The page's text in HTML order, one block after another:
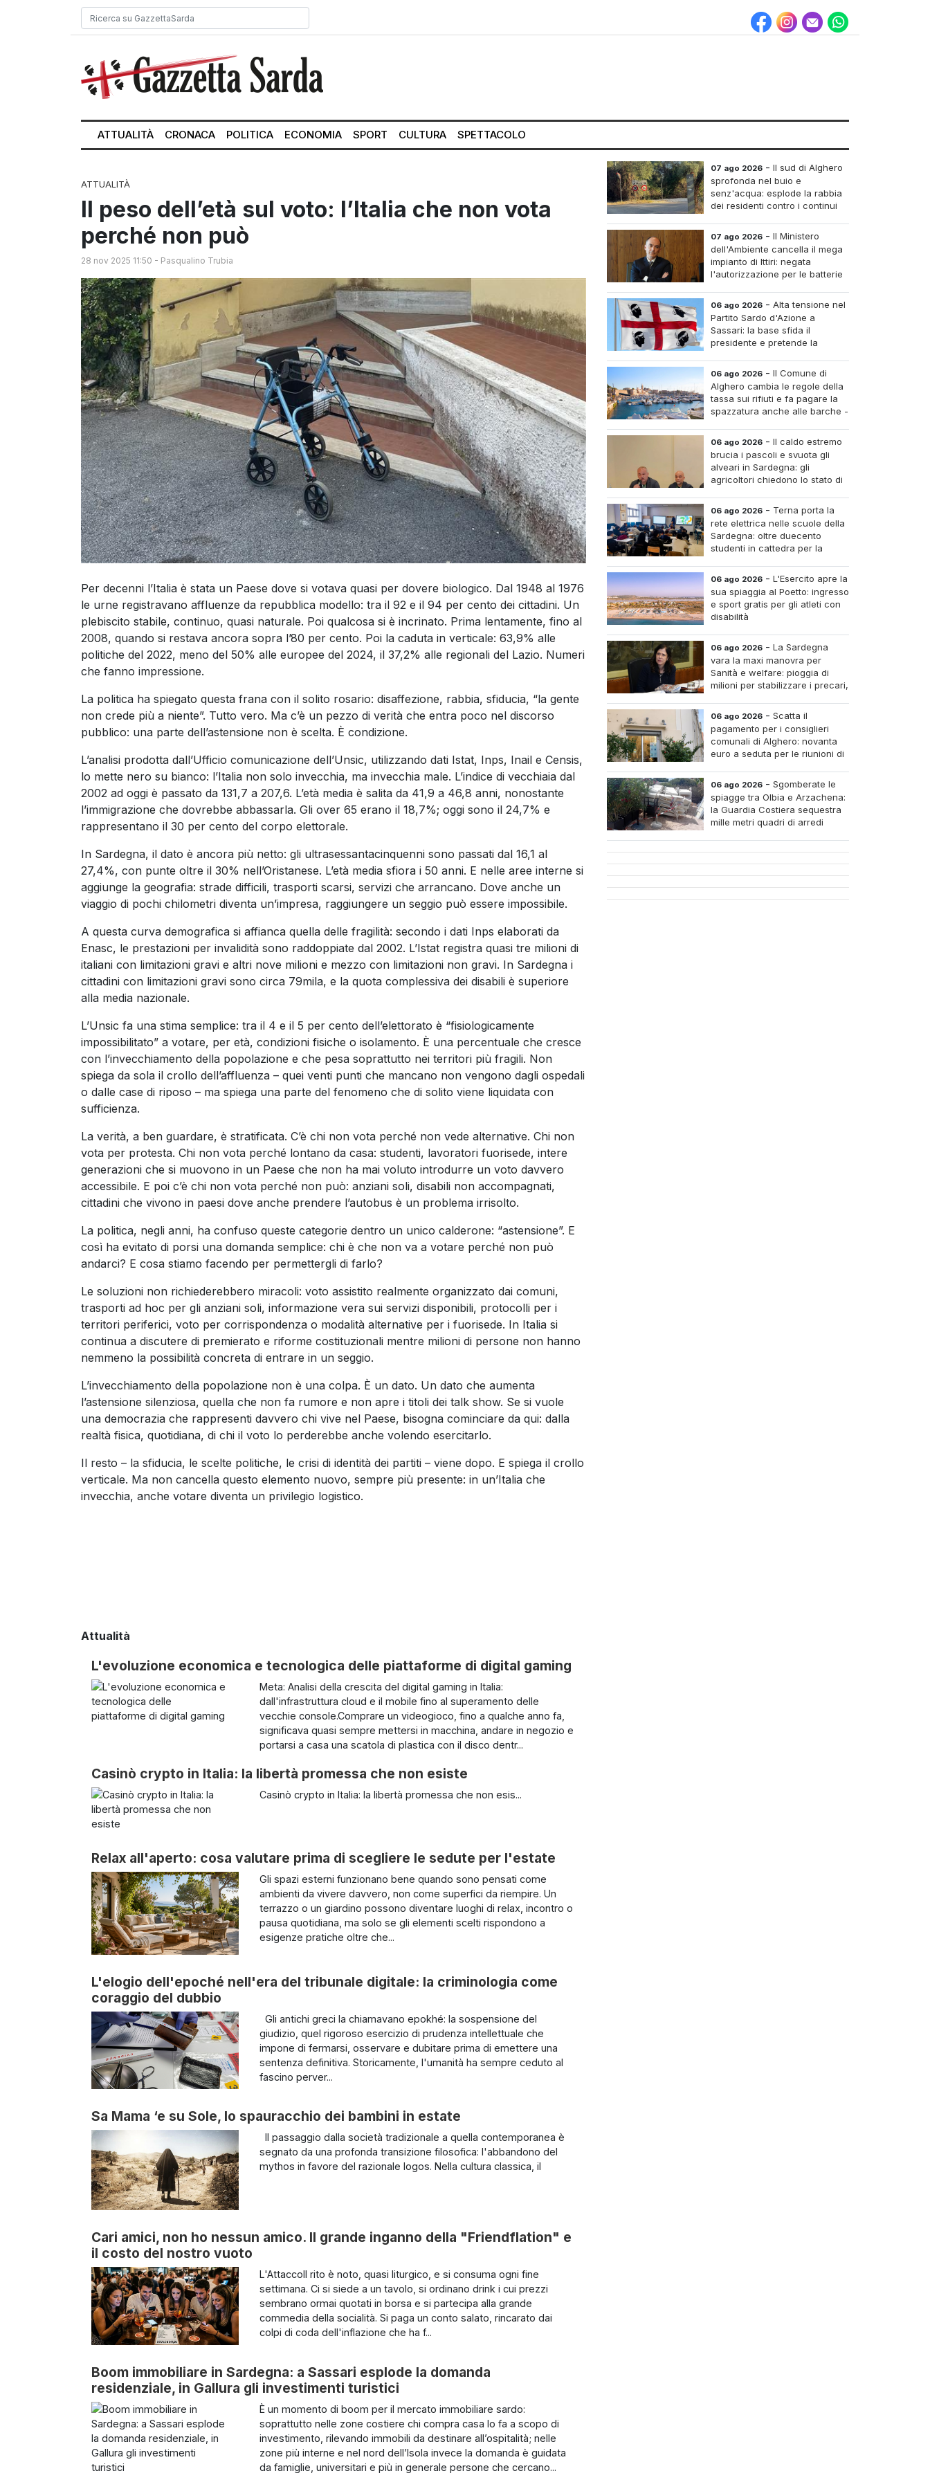
ATTUALITÀ CRONACA POLITICA ECONOMIA SPORT CULTURA SPETTACOLO
ATTUALITÀ
Il peso dell’età sul voto: l’Italia che non vota
perché non può
28 nov 2025 11:50 - Pasqualino Trubia
Per decenni l’Italia è stata un Paese dove si votava quasi per dovere biologico. Dal 1948 al 1976
le urne registravano affluenze da repubblica modello: tra il 92 e il 94 per cento dei cittadini. Un
plebiscito stabile, continuo, quasi naturale. Poi qualcosa si è incrinato. Prima lentamente, fino al
2008, quando si restava ancora sopra l’80 per cento. Poi la caduta in verticale: 63,9% alle
politiche del 2022, meno del 50% alle europee del 2024, il 37,2% alle regionali del Lazio. Numeri
che fanno impressione.
La politica ha spiegato questa frana con il solito rosario: disaffezione, rabbia, sfiducia, “la gente
non crede più a niente”. Tutto vero. Ma c’è un pezzo di verità che entra poco nel discorso
pubblico: una parte dell’astensione non è scelta. È condizione.
L’analisi prodotta dall’Ufficio comunicazione dell’Unsic, utilizzando dati Istat, Inps, Inail e Censis,
lo mette nero su bianco: l’Italia non solo invecchia, ma invecchia male. L’indice di vecchiaia dal
2002 ad oggi è passato da 131,7 a 207,6. L’età media è salita da 41,9 a 46,8 anni, nonostante
l’immigrazione che dovrebbe abbassarla. Gli over 65 erano il 18,7%; oggi sono il 24,7% e
rappresentano il 30 per cento del corpo elettorale.
In Sardegna, il dato è ancora più netto: gli ultrasessantacinquenni sono passati dal 16,1 al
27,4%, con punte oltre il 30% nell’Oristanese. L’età media sfiora i 50 anni. E nelle aree interne si
aggiunge la geografia: strade difficili, trasporti scarsi, servizi che arrancano. Dove anche un
viaggio di pochi chilometri diventa un’impresa, raggiungere un seggio può essere impossibile.
A questa curva demografica si affianca quella delle fragilità: secondo i dati Inps elaborati da
Enasc, le prestazioni per invalidità sono raddoppiate dal 2002. L’Istat registra quasi tre milioni di
italiani con limitazioni gravi e altri nove milioni e mezzo con limitazioni non gravi. In Sardegna i
cittadini con limitazioni gravi sono circa 79mila, e la quota complessiva dei disabili è superiore
alla media nazionale.
L’Unsic fa una stima semplice: tra il 4 e il 5 per cento dell’elettorato è “fisiologicamente
impossibilitato” a votare, per età, condizioni fisiche o isolamento. È una percentuale che cresce
con l’invecchiamento della popolazione e che pesa soprattutto nei territori più fragili. Non
spiega da sola il crollo dell’affluenza – quei venti punti che mancano non vengono dagli ospedali
o dalle case di riposo – ma spiega una parte del fenomeno che di solito viene liquidata con
sufficienza.
La verità, a ben guardare, è stratificata. C’è chi non vota perché non vede alternative. Chi non
vota per protesta. Chi non vota perché lontano da casa: studenti, lavoratori fuorisede, intere
generazioni che si muovono in un Paese che non ha mai voluto introdurre un voto davvero
accessibile. E poi c’è chi non vota perché non può: anziani soli, disabili non accompagnati,
cittadini che vivono in paesi dove anche prendere l’autobus è un problema irrisolto.
La politica, negli anni, ha confuso queste categorie dentro un unico calderone: “astensione”. E
così ha evitato di porsi una domanda semplice: chi è che non va a votare perché non può
andarci? E cosa stiamo facendo per permettergli di farlo?
Le soluzioni non richiederebbero miracoli: voto assistito realmente organizzato dai comuni,
trasporti ad hoc per gli anziani soli, informazione vera sui servizi disponibili, protocolli per i
territori periferici, voto per corrispondenza o modalità alternative per i fuorisede. In Italia si
continua a discutere di premierato e riforme costituzionali mentre milioni di persone non hanno
nemmeno la possibilità concreta di entrare in un seggio.
L’invecchiamento della popolazione non è una colpa. È un dato. Un dato che aumenta
l’astensione silenziosa, quella che non fa rumore e non apre i titoli dei talk show. Se si vuole
una democrazia che rappresenti davvero chi vive nel Paese, bisogna cominciare da qui: dalla
realtà fisica, quotidiana, di chi il voto lo perderebbe anche volendo esercitarlo.
Il resto – la sfiducia, le scelte politiche, le crisi di identità dei partiti – viene dopo. E spiega il crollo
verticale. Ma non cancella questo elemento nuovo, sempre più presente: in un’Italia che
invecchia, anche votare diventa un privilegio logistico.
Attualità
L'evoluzione economica e tecnologica delle piattaforme di digital gaming
Meta: Analisi della crescita del digital gaming in Italia:
dall'infrastruttura cloud e il mobile fino al superamento delle
vecchie console.Comprare un videogioco, fino a qualche anno fa,
significava quasi sempre mettersi in macchina, andare in negozio e
portarsi a casa una scatola di plastica con il disco dentr...
Casinò crypto in Italia: la libertà promessa che non esiste
Casinò crypto in Italia: la libertà promessa che non esis...
Relax all'aperto: cosa valutare prima di scegliere le sedute per l'estate
Gli spazi esterni funzionano bene quando sono pensati come
ambienti da vivere davvero, non come superfici da riempire. Un
terrazzo o un giardino possono diventare luoghi di relax, incontro o
pausa quotidiana, ma solo se gli elementi scelti rispondono a
esigenze pratiche oltre che...
L'elogio dell'epoché nell'era del tribunale digitale: la criminologia come
coraggio del dubbio
Gli antichi greci la chiamavano epokhé: la sospensione del
giudizio, quel rigoroso esercizio di prudenza intellettuale che
impone di fermarsi, osservare e dubitare prima di emettere una
sentenza definitiva. Storicamente, l'umanità ha sempre ceduto al
fascino perver...
Sa Mama ‘e su Sole, lo spauracchio dei bambini in estate
Il passaggio dalla società tradizionale a quella contemporanea è
segnato da una profonda transizione filosofica: l'abbandono del
mythos in favore del razionale logos. Nella cultura classica, il
Cari amici, non ho nessun amico. Il grande inganno della "Friendflation" e
il costo del nostro vuoto
L'AttaccoIl rito è noto, quasi liturgico, e si consuma ogni fine
settimana. Ci si siede a un tavolo, si ordinano drink i cui prezzi
sembrano ormai quotati in borsa e si partecipa alla grande
commedia della socialità. Si paga un conto salato, rincarato dai
colpi di coda dell'inflazione che ha f...
Boom immobiliare in Sardegna: a Sassari esplode la domanda
residenziale, in Gallura gli investimenti turistici
È un momento di boom per il mercato immobiliare sardo:
soprattutto nelle zone costiere chi compra casa lo fa a scopo di
investimento, rilevando immobili da destinare all’ospitalità; nelle
zone più interne e nel nord dell’Isola invece la domanda è guidata
da famiglie, universitari e più in generale persone che cercano...
07 ago 2026 - Il sud di Alghero
sprofonda nel buio e
senz'acqua: esplode la rabbia
dei residenti contro i continui
07 ago 2026 - Il Ministero
dell'Ambiente cancella il mega
impianto di Ittiri: negata
l'autorizzazione per le batterie
06 ago 2026 - Alta tensione nel
Partito Sardo d'Azione a
Sassari: la base sfida il
presidente e pretende la
straordinario
06 ago 2026 - Il Comune di
Alghero cambia le regole della
tassa sui rifiuti e fa pagare la
spazzatura anche alle barche -
06 ago 2026 - Il caldo estremo
brucia i pascoli e svuota gli
alveari in Sardegna: gli
agricoltori chiedono lo stato di
06 ago 2026 - Terna porta la
rete elettrica nelle scuole della
Sardegna: oltre duecento
studenti in cattedra per la
06 ago 2026 - L'Esercito apre la
sua spiaggia al Poetto: ingresso
e sport gratis per gli atleti con
disabilità
06 ago 2026 - La Sardegna
vara la maxi manovra per
Sanità e welfare: pioggia di
milioni per stabilizzare i precari,
centri e assumere infermieri fissi nelle case di riposo.
06 ago 2026 - Scatta il
pagamento per i consiglieri
comunali di Alghero: novanta
euro a seduta per le riunioni di
06 ago 2026 - Sgomberate le
spiagge tra Olbia e Arzachena:
la Guardia Costiera sequestra
mille metri quadri di arredi